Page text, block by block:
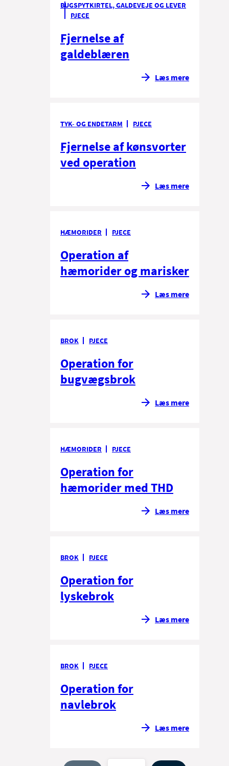
BUGSPYTKIRTEL, GALDEVEJE OG LEVER
PJECE
Fjernelse af
galdeblæren
Læs mere
TYK- OG ENDETARM PJECE
Fjernelse af kønsvorter
ved operation
Læs mere
HÆMORIDER PJECE
Operation af
hæmorider og marisker
Læs mere
BROK PJECE
Operation for
bugvægsbrok
Læs mere
HÆMORIDER PJECE
Operation for
hæmorider med THD
Læs mere
BROK PJECE
Operation for
lyskebrok
Læs mere
BROK PJECE
Operation for
navlebrok
Læs mere